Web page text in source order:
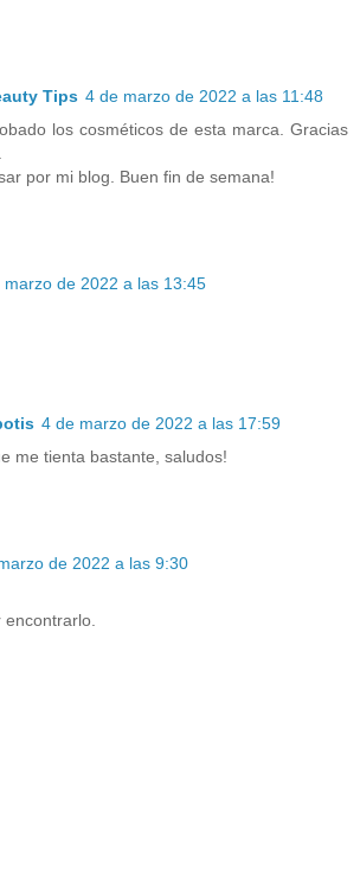
Tips 4 de marzo de 2022 a las 11:48
los cosméticos de esta marca. Gracias
por mi blog. Buen fin de semana!
marzo de 2022 a las 13:45
4 de marzo de 2022 a las 17:59
me tienta bastante, saludos!
de 2022 a las 9:30